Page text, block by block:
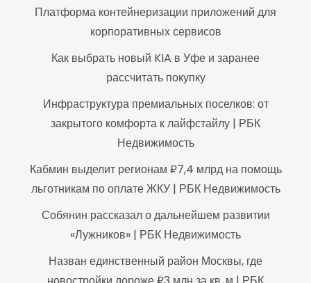
Платформа контейнеризации приложений для
корпоративных сервисов
Как выбрать новый KIA в Уфе и заранее
рассчитать покупку
Инфраструктура премиальных поселков: от
закрытого комфорта к лайфстайлу | РБК
Недвижимость
Кабмин выделит регионам ₽7,4 млрд на помощь
льготникам по оплате ЖКУ | РБК Недвижимость
Собянин рассказал о дальнейшем развитии
«Лужников» | РБК Недвижимость
Назван единственный район Москвы, где